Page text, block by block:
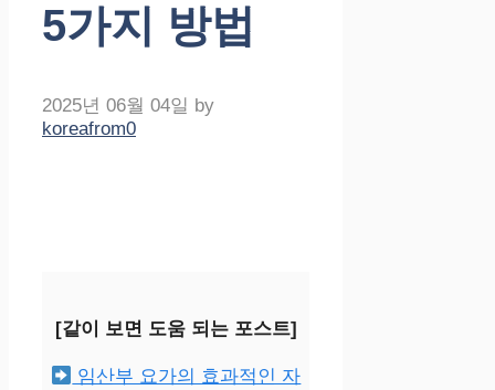
5가지 방법
2025년 06월 04일 by
koreafrom0
[같이 보면 도움 되는 포스트]
임산부 요가의 효과적인 자